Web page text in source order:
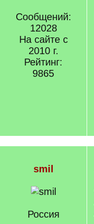
Сообщений:
12028
На сайте с
2010 г.
Рейтинг:
9865
smil
Россия